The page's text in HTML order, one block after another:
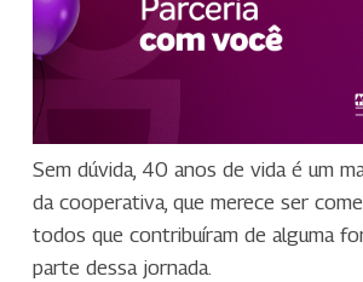
Sem dúvida, 40 anos de vida é um
da cooperativa, que merece ser
todos que contribuíram de alguma
parte dessa jornada.